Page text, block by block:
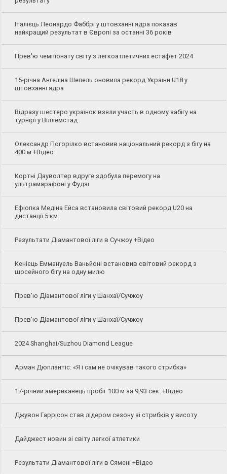
Італієць Леонардо Фаббрі у штовханні ядра показав
найкращий результат в Європі за останні 36 років
Прев'ю чемпіонату світу з легкоатлетичних естафет 2024
15-річна Ангеліна Шепель оновила рекорд України U18 у
штовханні ядра
Відразу шестеро українок взяли участь в одному забігу на
турнірі у Віллемстад
Олександр Погорілко встановив національний рекорд з бігу на
400 м +Відео
Кортні Дауволтер вдруге здобула перемогу на
ультрамарафоні у Фудзі
Ефіопка Медіна Ейса встановила світовий рекорд U20 на
дистанції 5 км
Результати Діамантової ліги в Сучжоу +Відео
Кенієць Еммануель Ваньйоні встановив світовий рекорд з
шосейного бігу на одну милю
Прев'ю Діамантової ліги у Шанхаї/Сучжоу
Прев'ю Діамантової ліги у Шанхаї/Сучжоу
2024 Shanghai/Suzhou Diamond League
Арман Дюплантіс: «Я і сам не очікував такого стрибка»
17-річний американець пробіг 100 м за 9,93 сек. +Відео
Джувон Гаррісон став лідером сезону зі стрибків у висоту
Дайджест новин зі світу легкої атлетики
Результати Діамантової ліги в Сямені +Відео